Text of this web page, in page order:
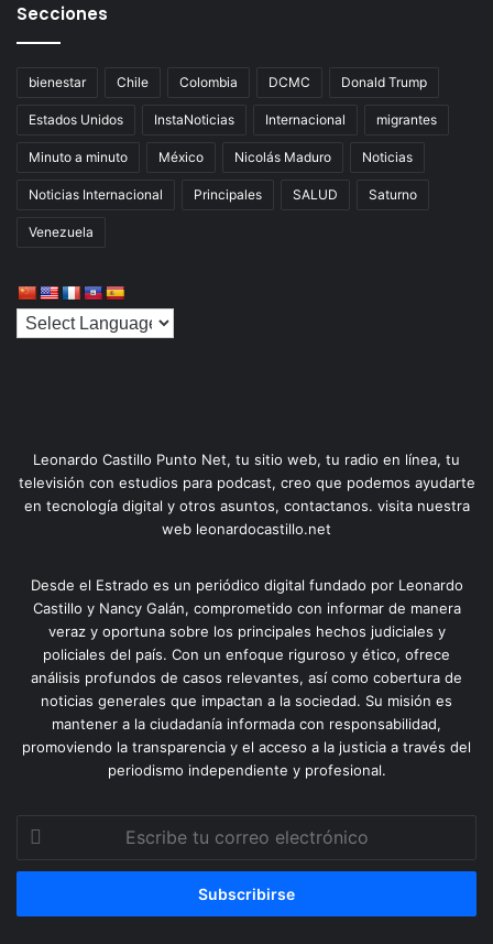
Secciones
bienestar Chile Colombia DCMC Donald Trump
Estados Unidos InstaNoticias Internacional migrantes
Minuto a minuto México Nicolás Maduro Noticias
Noticias Internacional Principales SALUD Saturno
Venezuela
Leonardo Castillo Punto Net, tu sitio web, tu radio en línea, tu
televisión con estudios para podcast, creo que podemos ayudarte
en tecnología digital y otros asuntos, contactanos. visita nuestra
web leonardocastillo.net
Desde el Estrado es un periódico digital fundado por Leonardo
Castillo y Nancy Galán, comprometido con informar de manera
veraz y oportuna sobre los principales hechos judiciales y
policiales del país. Con un enfoque riguroso y ético, ofrece
análisis profundos de casos relevantes, así como cobertura de
noticias generales que impactan a la sociedad. Su misión es
mantener a la ciudadanía informada con responsabilidad,
promoviendo la transparencia y el acceso a la justicia a través del
periodismo independiente y profesional.
correo